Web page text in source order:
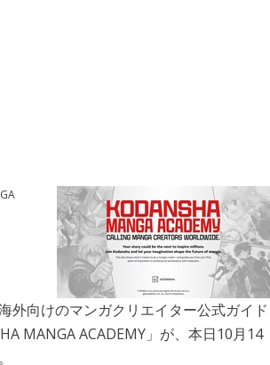
外向けのマンガクリエイター公式ガイド
MANGA ACADEMY」が、本日10月14